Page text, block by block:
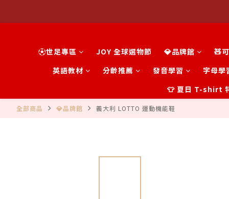
⚽世足專區 JOY 全球選物節 💎品牌館
🧸
英語教材
分齡推薦 發音學習
字母學
👕 夏日 T-shirt
全部商品 💎品牌館 義大利 LOTTO 運動機能鞋